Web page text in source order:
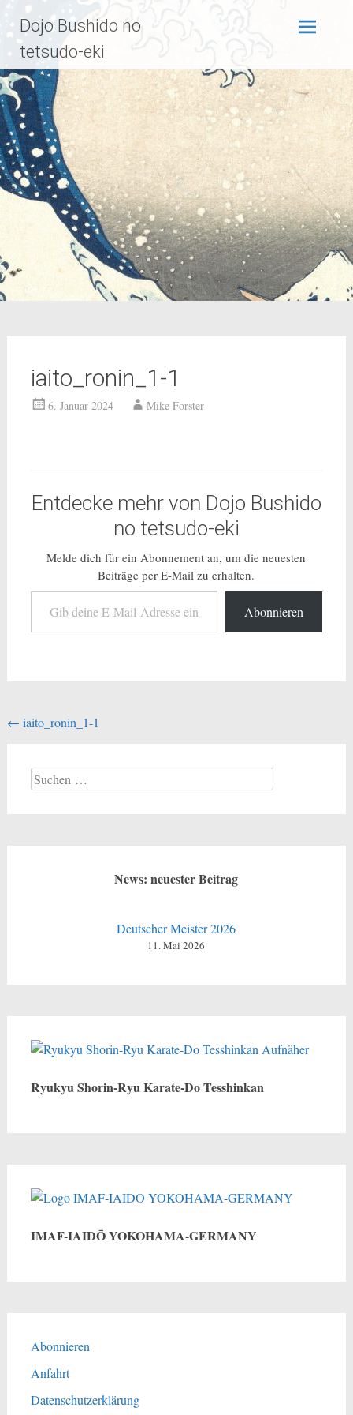
Inhalt
springen
Dojo Bushido no
tetsudo-eki
iaito_ronin_1-1
6. Januar 2024 Mike Forster
Entdecke mehr von Dojo Bushido
no tetsudo-eki
Melde dich für ein Abonnement an, um die neuesten
Beiträge per E-Mail zu erhalten.
Gib deine E-Mail-Adresse ein ...
Abonnieren
Beitragsnavigation
← iaito_ronin_1-1
Suchen
nach:
News: neuester Beitrag
Deutscher Meister 2026
11. Mai 2026
Ryukyu Shorin-Ryu Karate-Do Tesshinkan
IMAF-IAIDŌ YOKOHAMA-GERMANY
Abonnieren
Anfahrt
Datenschutzerklärung